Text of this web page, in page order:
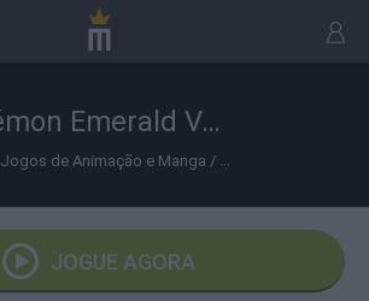
Pokémon Emerald Version
Jogos de Animação e Manga / Jogos de Pokemon
JOGUE AGORA